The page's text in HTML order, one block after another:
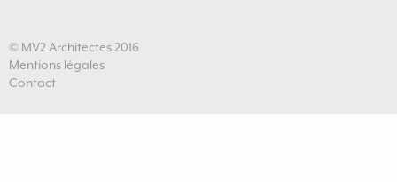
© MV2 Architectes 2016
Mentions légales
Contact